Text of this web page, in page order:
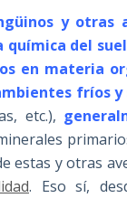
y otras
química del
en materia
fríos y
etc.),
estas y otras
. Eso sí,